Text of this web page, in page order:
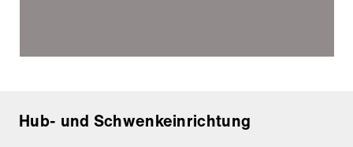
Hub- und Schwenkeinrichtung